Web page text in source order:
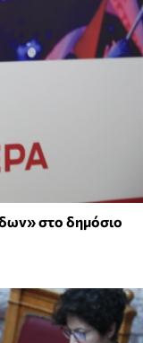
στο δημόσιο